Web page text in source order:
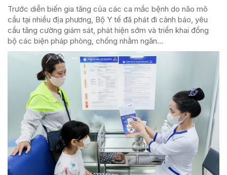
Trước diễn biến gia tăng của các ca mắc bệnh do não mô
cầu tại nhiều địa phương, Bộ Y tế đã phát đi cảnh báo, yêu
cầu tăng cường giám sát, phát hiện sớm và triển khai đồng
bộ các biện pháp phòng, chống nhằm ngăn...